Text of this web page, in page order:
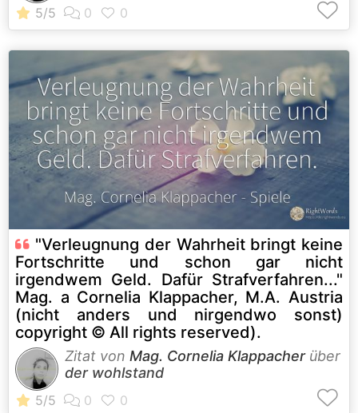
"Verleugnung der Wahrheit bringt keine
Fortschritte und schon gar nicht
irgendwem Geld. Dafür Strafverfahren..."
Mag. a Cornelia Klappacher, M.A. Austria
(nicht anders und nirgendwo sonst)
copyright © All rights reserved).
Zitat von Mag. Cornelia Klappacherüber
der wohlstand